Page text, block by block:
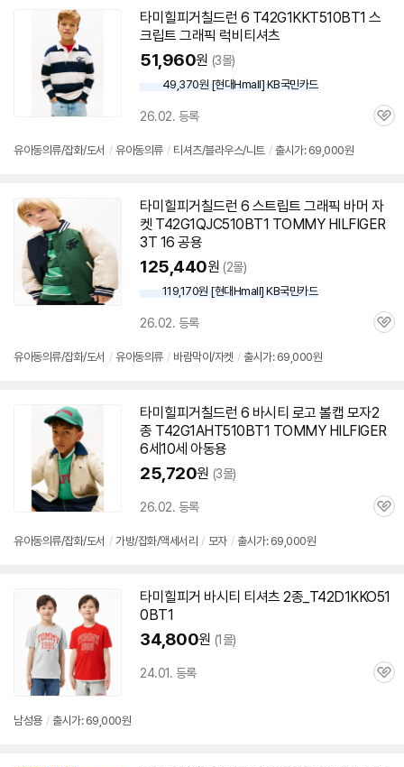
타미힐피거칠드런 6 T42G1KKT510BT1 스
크립트 그래픽 럭비티셔츠
51,960원 (3몰)
49,370원 [현대Hmall] KB국민카드
26.02. 등록
관
유아동의류/잡화/도서 / 유아동의류 / 티셔츠/블라우스/니트 / 출시가: 69,000원
타미힐피거칠드런 6 스트립트 그래픽 바머 자
켓 T42G1QJC510BT1 TOMMY HILFIGER
3T 16 공용
125,440원 (2몰)
119,170원 [현대Hmall] KB국민카드
26.02. 등록
관
유아동의류/잡화/도서 / 유아동의류 / 바람막이/자켓 / 출시가: 69,000원
타미힐피거칠드런 6 바시티 로고 볼캡 모자2
종 T42G1AHT510BT1 TOMMY HILFIGER
6세10세 아동용
25,720원 (3몰)
26.02. 등록
관
유아동의류/잡화/도서 / 가방/잡화/액세서리 / 모자 / 출시가: 69,000원
타미힐피거 바시티 티셔츠 2종_T42D1KKO51
0BT1
34,800원 (1몰)
24.01. 등록
관
남성용 / 출시가: 69,000원